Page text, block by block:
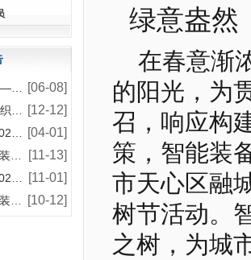
[06-08]
师
[12-12]
开
[04-01]
学
[11-13]
学
[11-01]
金
[10-12]
评
绿意盎
在春意渐
的阳光，为
召，响应构
策，智能装
市天心区融
树节活动。
之树，为城